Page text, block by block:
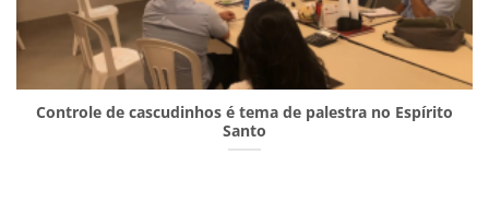
Controle de cascudinhos é tema de palestra no Espírito
Santo